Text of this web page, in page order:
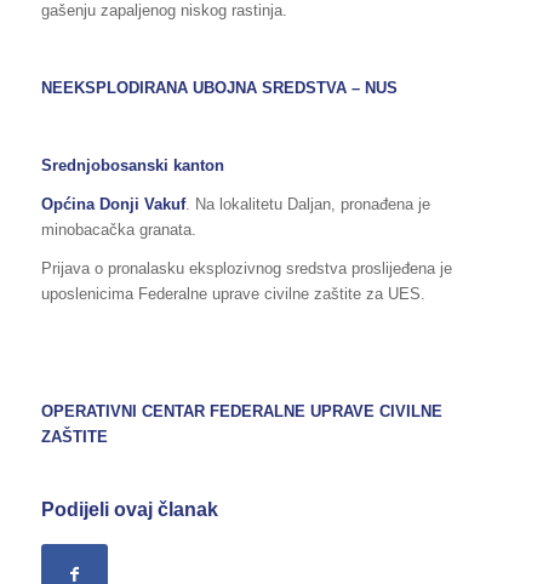
gašenju zapaljenog niskog rastinja.
NEEKSPLODIRANA UBOJNA SREDSTVA – NUS
Srednjobosanski kanton
Općina Donji Vakuf. Na lokalitetu Daljan, pronađena je
minobacačka granata.
Prijava o pronalasku eksplozivnog sredstva proslijeđena je
uposlenicima Federalne uprave civilne zaštite za UES.
OPERATIVNI CENTAR FEDERALNE UPRAVE CIVILNE
ZAŠTITE
Podijeli ovaj članak